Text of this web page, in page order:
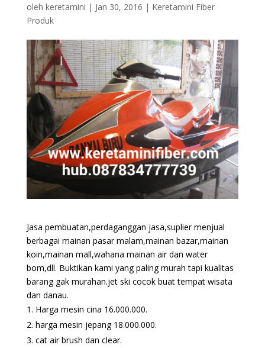
oleh keretamini | Jan 30, 2016 | Keretamini Fiber
Produk
Jasa pembuatan,perdaganggan jasa,suplier menjual
berbagai mainan pasar malam,mainan bazar,mainan
koin,mainan mall,wahana mainan air dan water
bom,dll. Buktikan kami yang paling murah tapi kualitas
barang gak murahan.jet ski cocok buat tempat wisata
dan danau.
Harga mesin cina 16.000.000.
harga mesin jepang 18.000.000.
cat air brush dan clear.